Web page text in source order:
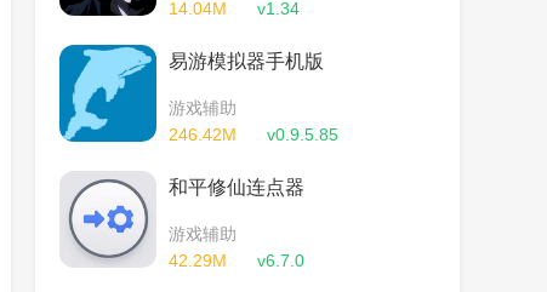
14.04M
v1.34
易游模拟器手机版
游戏辅助
246.42M
v0.9.5.85
和平修仙连点器
游戏辅助
42.29M
v6.7.0